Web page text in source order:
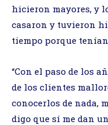
hicieron mayores, y
casaron y tuvieron
tiempo porque
“Con el paso de los
de los clientes
conocerlos de nada,
digo que sí me dan